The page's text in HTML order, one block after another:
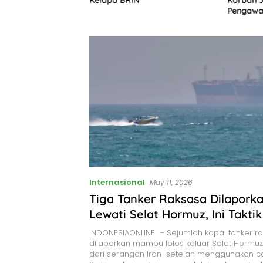
Internasional May 11, 2026
Tiga Tanker Raksasa
Lewati Selat Hormuz, Ini
Dipakai
INDONESIAONLINE – Sejumlah kapal tanker
dilaporkan mampu lolos keluar Selat
dari serangan Iran setelah menggunakan